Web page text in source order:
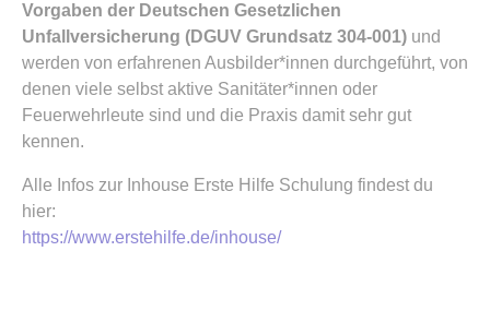
Vorgaben der Deutschen Gesetzlichen
Unfallversicherung (DGUV Grundsatz 304-001) und
werden von erfahrenen Ausbilder*innen durchgeführt, von
denen viele selbst aktive Sanitäter*innen oder
Feuerwehrleute sind und die Praxis damit sehr gut
kennen.
Alle Infos zur Inhouse Erste Hilfe Schulung findest du
hier:
https://www.erstehilfe.de/inhouse/